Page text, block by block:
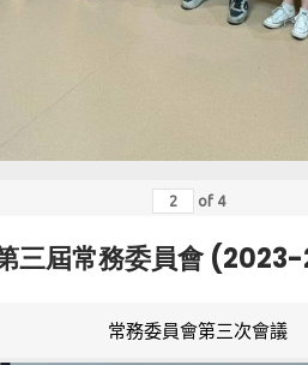
of 4
三屆常務委員會
常務委員會第三次會議